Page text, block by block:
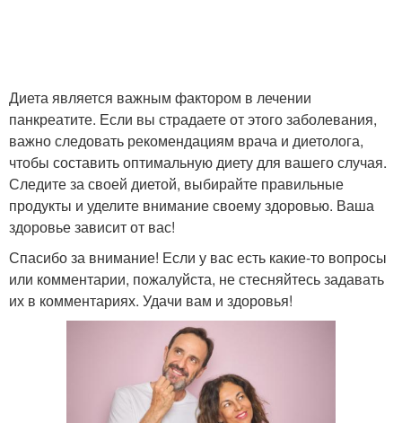
Диета является важным фактором в лечении
панкреатите. Если вы страдаете от этого заболевания,
важно следовать рекомендациям врача и диетолога,
чтобы составить оптимальную диету для вашего случая.
Следите за своей диетой, выбирайте правильные
продукты и уделите внимание своему здоровью. Ваша
здоровье зависит от вас!
Спасибо за внимание! Если у вас есть какие-то вопросы
или комментарии, пожалуйста, не стесняйтесь задавать
их в комментариях. Удачи вам и здоровья!